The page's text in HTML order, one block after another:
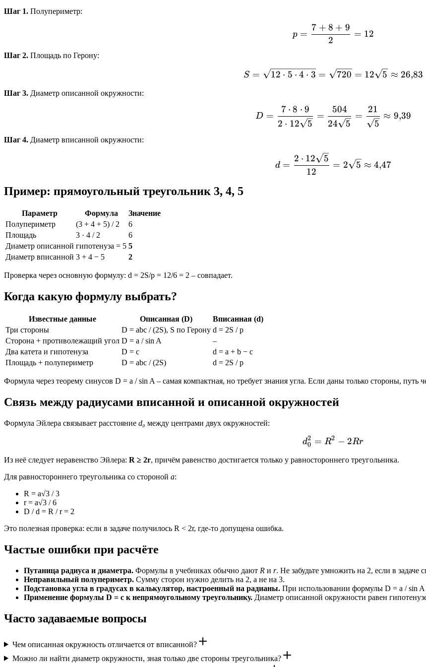
Шаг 1. Полупериметр:
p = \frac{7 + 8 +
p =
2
7 + 8 + 9
= 12
Шаг 2. Площадь по Герону:
S = \sqrt{12 \cdot 5
S = 12 ⋅ 5 ⋅ 4 ⋅ 3 = 720 = 12 5 ≈ 26,83
Шаг 3. Диаметр описанной окружности:
D = \frac{7 \cdot 8
D =
2 ⋅ 12 5
7 ⋅ 8 ⋅ 9
=
24 5
504
=
5
21
≈ 9,39
Шаг 4. Диаметр вписанной окружности:
d = \frac{2 \cdot
d =
12
2 ⋅ 12 5
= 2 5 ≈ 4,47
Пример: прямоугольный треугольник 3, 4, 5
Параметр Формула
Значение
Полупериметр
(3 + 4 + 5) / 2
6
Площадь
3 · 4 / 2
6
Диаметр описанной гипотенуза = 5 5
Диаметр вписанной 3 + 4 − 5 2
Проверка через основную формулу: d = 2S/p = 12/6 = 2 – совпадает.
Когда какую формулу выбрать?
Известные данные Описанная (D)
Вписанная (d)
Три стороны
D = abc / (2S), S по Герону d = 2S / p
Сторона + противолежащий угол D = a / sin A
–
Два катета и гипотенуза
D = c
d = a + b − c
Площадь + полупериметр
D = abc / (2S) d = 2S / p
Формула через теорему синусов D = a / sin A – самая компактная, но требует знания угла. Если даны только стороны, путь
Связь между радиусами вписанной и описанной окружностей
Формула Эйлера связывает расстояние d₀ между центрами двух окружностей:
d_0^2 = R^2 - 2Rr
d0
2 = R2 − 2Rr
Из неё следует неравенство Эйлера: R ≥ 2r, причём равенство достигается только у равностороннего треугольника.
Для равностороннего треугольника со стороной a:
R = a√3 / 3
r = a√3 / 6
D / d = R / r = 2
Это полезная проверка: если в задаче получилось R < 2r, где-то допущена ошибка.
Частые ошибки при расчёте
Путаница радиуса и диаметра. Формулы в учебниках обычно дают R и r. Не забудьте умножить на 2, если в задаче
Неправильный полупериметр. Сумму сторон нужно делить на 2, а не на 3.
Подстановка угла в градусах в калькулятор, настроенный на радианы. При использовании формулы D = a / sin A
Применение формулы D = c к непрямоугольному треугольнику. Диаметр описанной окружности равен
Часто задаваемые вопросы
Чем описанная окружность отличается от вписанной?
Можно ли найти диаметр окружности, зная только две стороны треугольника?